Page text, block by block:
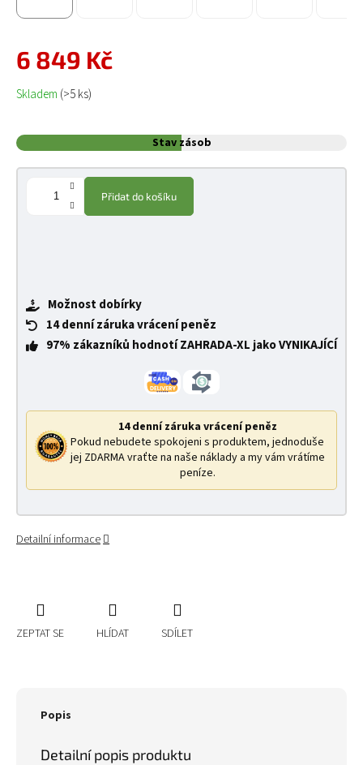
6 849 Kč
Měrná cena:
Skladem (>5 ks)
Stav zásob
Přidat do košíku
Možnost dobírky
14 denní záruka vrácení peněz
97% zákazníků hodnotí ZAHRADA-XL jako VYNIKAJÍCÍ
14 denní záruka vrácení peněz
Pokud nebudete spokojeni s produktem, jednoduše
jej ZDARMA vraťte na naše náklady a my vám vrátíme
peníze.
Detailní informace
ZEPTAT SE HLÍDAT SDÍLET
Popis
Detailní popis produktu